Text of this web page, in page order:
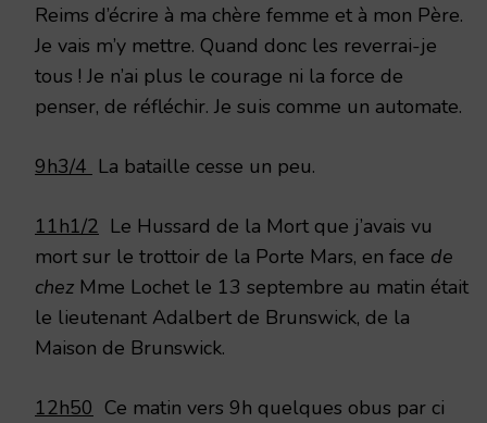
Reims d’écrire à ma chère femme et à mon Père.
Je vais m’y mettre. Quand donc les reverrai-je
tous ! Je n’ai plus le courage ni la force de
penser, de réfléchir. Je suis comme un automate.
9h3/4 La bataille cesse un peu.
11h1/2 Le Hussard de la Mort que j’avais vu
mort sur le trottoir de la Porte Mars, en face de
chez Mme Lochet le 13 septembre au matin était
le lieutenant Adalbert de Brunswick, de la
Maison de Brunswick.
12h50 Ce matin vers 9h quelques obus par ci